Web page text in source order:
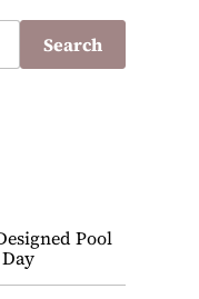
Search
Pool